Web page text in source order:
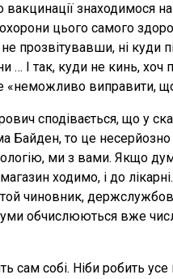
знаходимося на
цього самого
прозвітувавши, ні куди
… І так, куди не кинь,
«неможливо виправити,
сподівається, що у
Байден, то це
ми з вами. Якщо
ходимо, і до
чиновник,
обчислюються вже
сам собі. Ніби робить